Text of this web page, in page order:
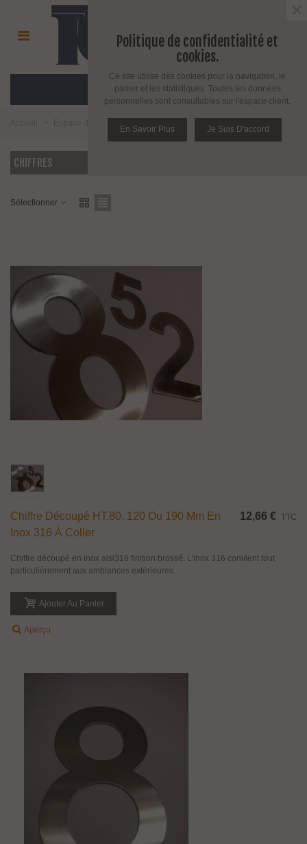
MENU
CHIFFRES
Sélectionner
Chiffre Découpé HT.80, 120 Ou 190 Mm En
Inox 316 À Coller
12,66 € TTC
Chiffre découpé en inox aisi316 finition brossé. L'inox 316 convient tout
particulièrement aux ambiances extérieures.
Ajouter Au Panier
Aperçu
Politique de confidentialité et
cookies.
Ce site utilise des cookies pour la navigation, le
panier et les statistiques. Toutes les données
personnelles sont consultables sur l'espace client.
En Savoir Plus Je Suis D'accord